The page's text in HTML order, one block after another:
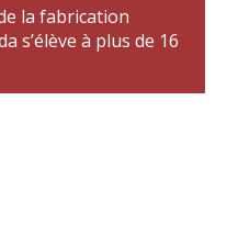
la fabrication
s’élève à plus de 16